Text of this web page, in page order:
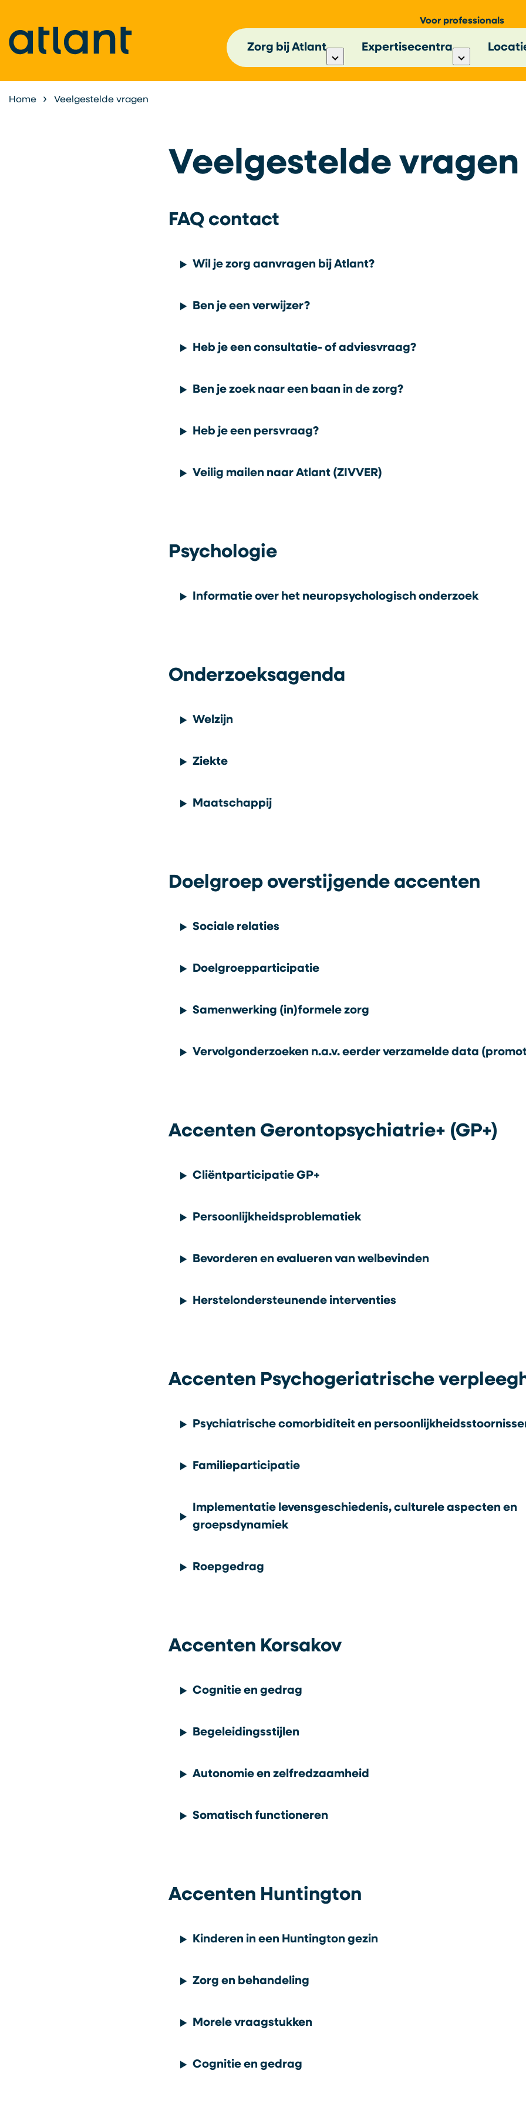
Voor professionals
Zorg bij Atlant Expertisecentra
Home Veelgestelde vragen
Veelgestelde vragen
FAQ contact
Wil je zorg aanvragen bij Atlant?
Ben je een verwijzer?
Heb je een consultatie- of adviesvraag?
Ben je zoek naar een baan in de zorg?
Heb je een persvraag?
Veilig mailen naar Atlant (ZIVVER)
Psychologie
Informatie over het neuropsychologisch onderzoek
Onderzoeksagenda
Welzijn
Ziekte
Maatschappij
Doelgroep overstijgende accenten
Sociale relaties
Doelgroepparticipatie
Samenwerking (in)formele zorg
Vervolgonderzoeken n.a.v. eerder verzamelde data
Accenten Gerontopsychiatrie+ (GP+)
Cliëntparticipatie GP+
Persoonlijkheidsproblematiek
Bevorderen en evalueren van welbevinden
Herstelondersteunende interventies
Accenten Psychogeriatrische
Psychiatrische comorbiditeit en
Familieparticipatie
Implementatie levensgeschiedenis, culturele aspecten en
groepsdynamiek
Roepgedrag
Accenten Korsakov
Cognitie en gedrag
Begeleidingsstijlen
Autonomie en zelfredzaamheid
Somatisch functioneren
Accenten Huntington
Kinderen in een Huntington gezin
Zorg en behandeling
Morele vraagstukken
Cognitie en gedrag